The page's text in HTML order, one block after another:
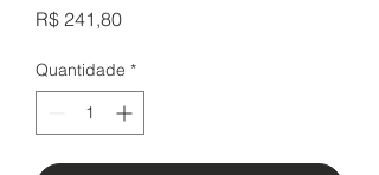
R$ 241,80Preço
Quantidade *